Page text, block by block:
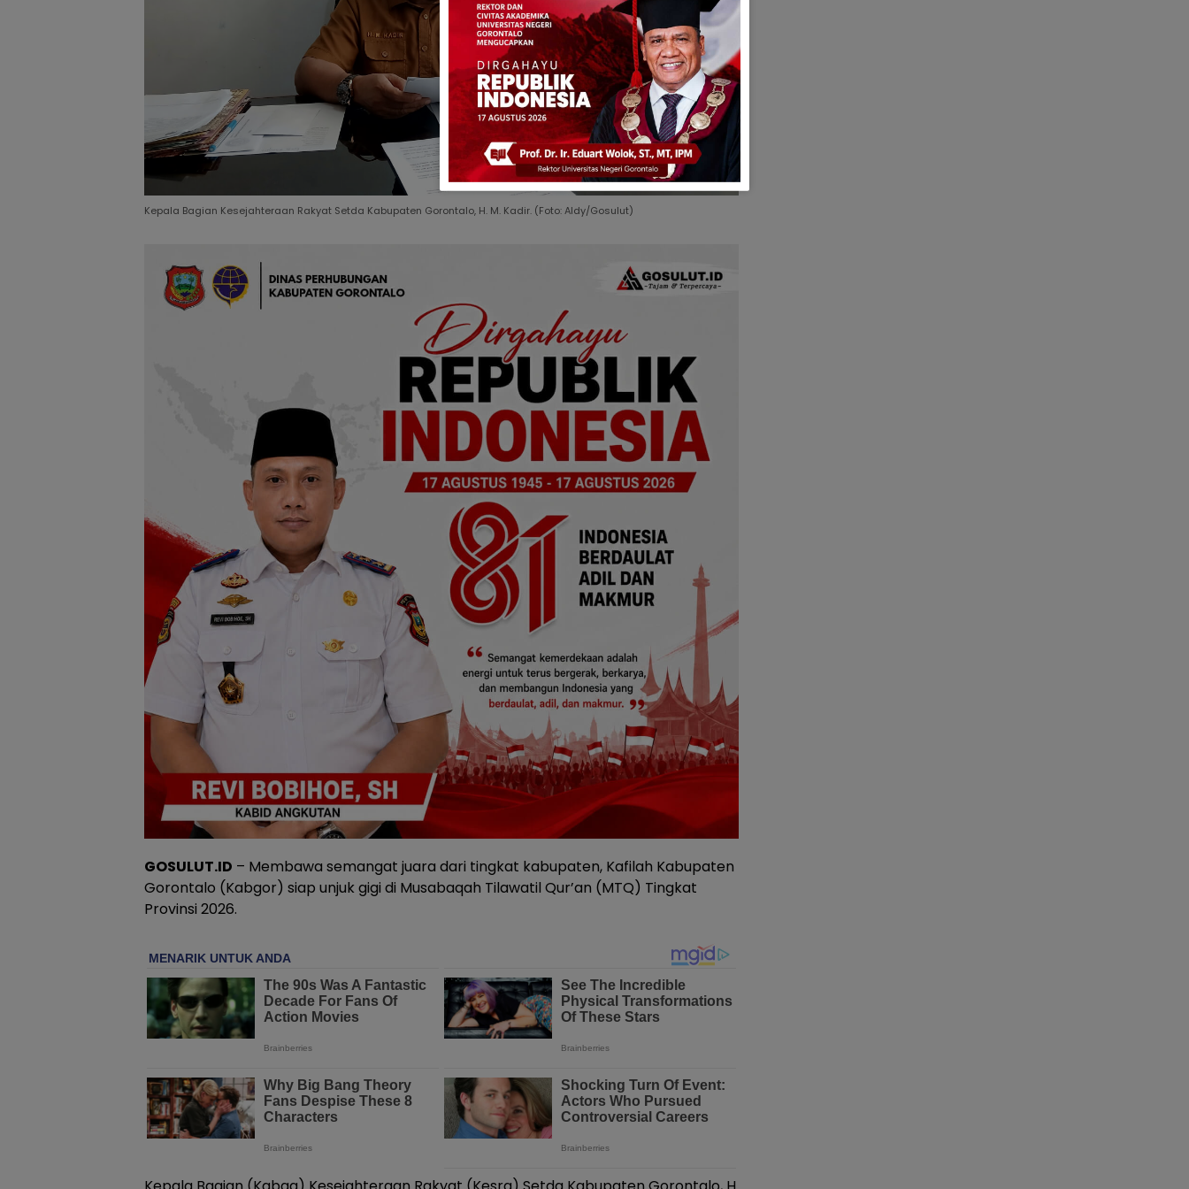
Kepala Bagian Kesejahteraan Rakyat Setda Kabupaten Gorontalo, H. M. Kadir. (Foto: Aldy/Gosulut)
GOSULUT.ID – Membawa semangat juara dari tingkat kabupaten, Kafilah Kabupaten
Gorontalo (Kabgor) siap unjuk gigi di Musabaqah Tilawatil Qur’an (MTQ) Tingkat
Provinsi 2026.